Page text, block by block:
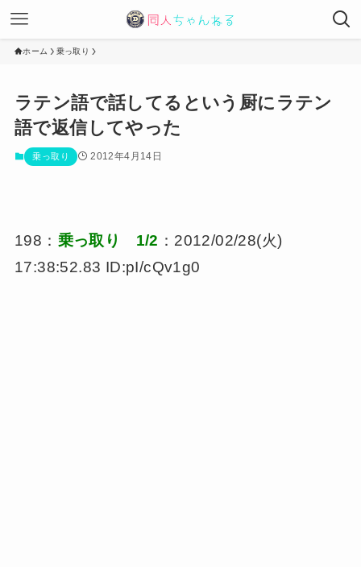
ホーム 乗っ取り
ラテン語で話してるという厨にラテン
語で返信してやった
乗っ取り 2012年4月14日
198： 乗っ取り 1/2 ：2012/02/28(火)
17:38:52.83 ID:pI/cQv1g0